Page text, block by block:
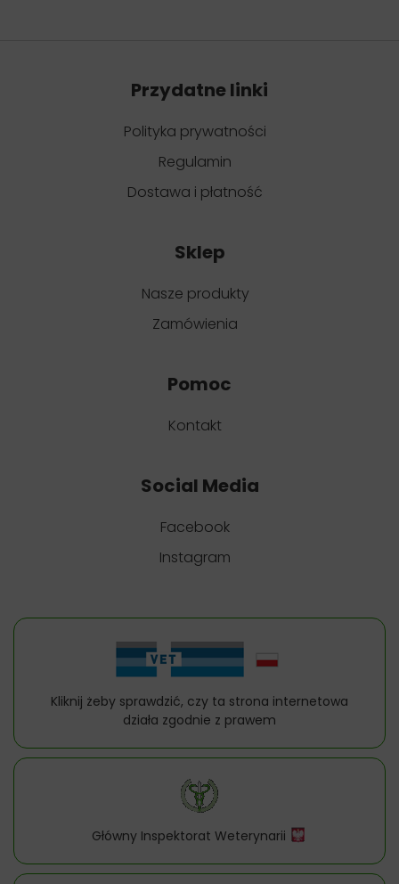
Przydatne linki
Polityka prywatności
Regulamin
Dostawa i płatność
Sklep
Nasze produkty
Zamówienia
Pomoc
Kontakt
Social Media
Facebook
Instagram
Kliknij żeby sprawdzić, czy ta strona internetowa
działa zgodnie z prawem
Główny Inspektorat Weterynarii